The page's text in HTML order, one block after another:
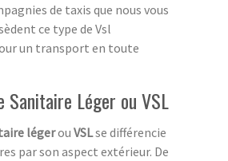
de taxis que nous vous
ce type de Vsl
un transport en toute
Sanitaire Léger ou VSL
légerou VSLse différencie
par son aspect extérieur. De